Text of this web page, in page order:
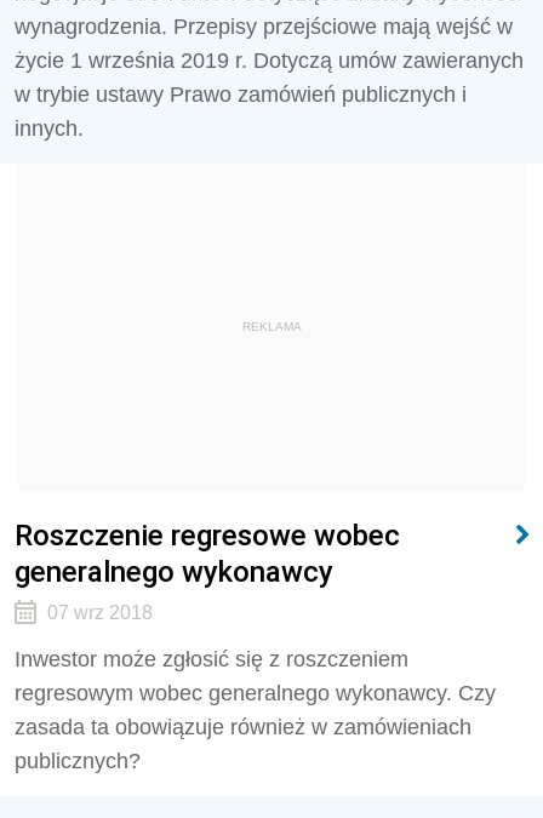
wynagrodzenia. Przepisy przejściowe mają wejść w
życie 1 września 2019 r. Dotyczą umów zawieranych
w trybie ustawy Prawo zamówień publicznych i
innych.
REKLAMA
Roszczenie regresowe wobec
generalnego wykonawcy
07 wrz 2018
Inwestor może zgłosić się z roszczeniem
regresowym wobec generalnego wykonawcy. Czy
zasada ta obowiązuje również w zamówieniach
publicznych?